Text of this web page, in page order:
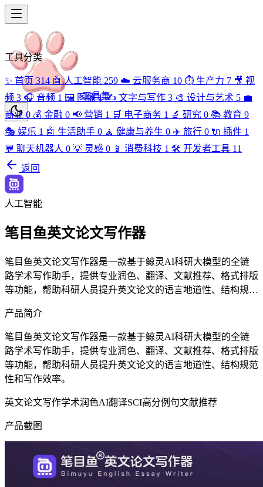
工具集
工具分类
✨ 首页 314 🤖 人工智能 259 ☁️ 云服务商 10 ⏱️ 生产力 7 🎥 视
频 3 🎧 音频 1 🖼️ 图像 1 ✍️ 文字与写作 3 🎨 设计与艺术 5 💼
商业 0 💰 金融 0 📢 营销 1 🛒 电子商务 1 🔬 研究 0 📚 教育 9
🎭 娱乐 1 🤖 生活助手 0 🧘 健康与养生 0 ✈️ 旅行 0 🔌 插件 1
💬 聊天机器人 0 💡 灵感 0 📱 消费科技 1 🛠️ 开发者工具 11
返回
人工智能
笔目鱼英文论文写作器
笔目鱼英文论文写作器是一款基于鲸灵AI科研大模型的全链
路学术写作助手，提供专业润色、翻译、文献推荐、格式排版
等功能，帮助科研人员提升英文论文的语言地道性、结构规范
产品简介
笔目鱼英文论文写作器是一款基于鲸灵AI科研大模型的全链
路学术写作助手，提供专业润色、翻译、文献推荐、格式排版
等功能，帮助科研人员提升英文论文的语言地道性、结构规范
性和写作效率。
英文论文写作学术润色AI翻译SCI高分例句文献推荐
产品截图